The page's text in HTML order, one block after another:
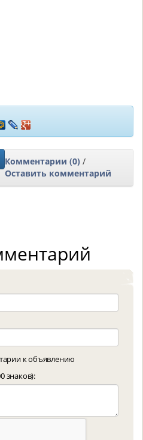
Комментарии (0) /
Оставить комментарий
к объявлению
знаков):